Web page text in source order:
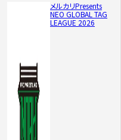
メルカリPresents
NEO GLOBAL TAG
LEAGUE 2026